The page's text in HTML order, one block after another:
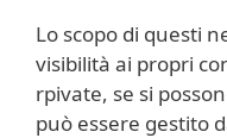
Lo scopo di questi
visibilità ai propri
rpivate, se si
può essere gestito